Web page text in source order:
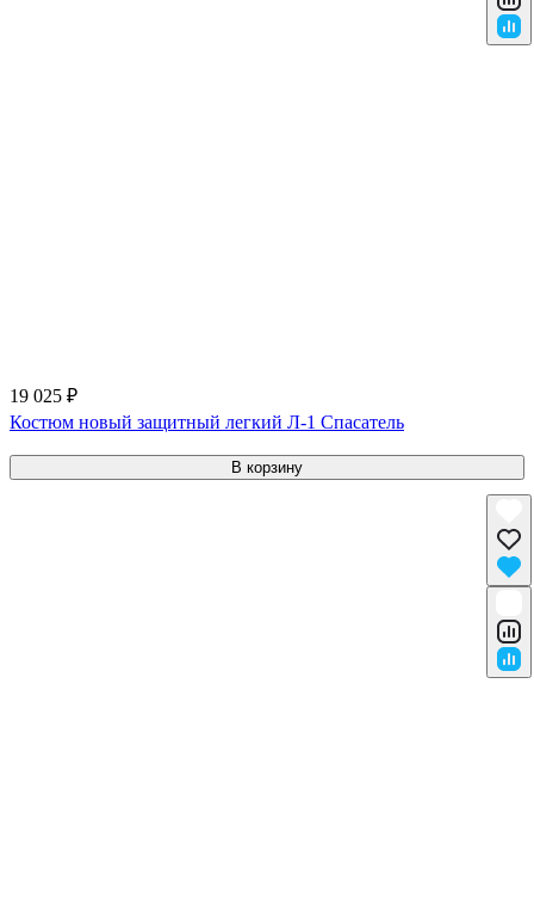
19 025 ₽
Костюм новый защитный легкий Л-1 Спасатель
В корзину